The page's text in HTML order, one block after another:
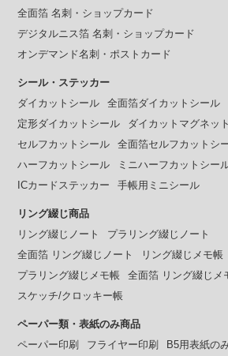
全面箔 名刺・ショップカード
デジタルニス箔 名刺・ショップカード
オンデマンド名刺・ポストカード
シール・ステッカー
ダイカットシール
全面箔ダイカットシール
定形ダイカットシール
ダイカットマグネット
セルフカットシール
全面箔セルフカットシ
ハーフカットシール
ミニハーフカットシー
ICカードステッカー
手帳用ミニシール
リング綴じ商品
リング綴じノート
プラリング綴じノート
全面箔 リング綴じノート
リング綴じメモ帳
プラリング綴じメモ帳
全面箔 リング綴じメ
スケッチ/クロッキー帳
ペーパー類・表紙のみ商品
ペーパー印刷
フライヤー印刷
B5用表紙の